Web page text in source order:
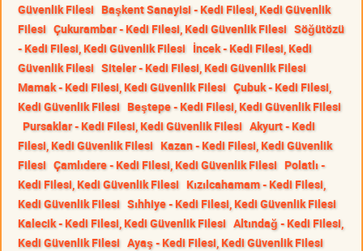
Güvenlik Filesi Başkent Sanayisi - Kedi Filesi, Kedi Güvenlik
Filesi Çukurambar - Kedi Filesi, Kedi Güvenlik Filesi Söğütözü
- Kedi Filesi, Kedi Güvenlik Filesi İncek - Kedi Filesi, Kedi
Güvenlik Filesi Siteler - Kedi Filesi, Kedi Güvenlik Filesi
Mamak - Kedi Filesi, Kedi Güvenlik Filesi Çubuk - Kedi Filesi,
Kedi Güvenlik Filesi Beştepe - Kedi Filesi, Kedi Güvenlik Filesi
Pursaklar - Kedi Filesi, Kedi Güvenlik Filesi Akyurt - Kedi
Filesi, Kedi Güvenlik Filesi Kazan - Kedi Filesi, Kedi Güvenlik
Filesi Çamlıdere - Kedi Filesi, Kedi Güvenlik Filesi Polatlı -
Kedi Filesi, Kedi Güvenlik Filesi Kızılcahamam - Kedi Filesi,
Kedi Güvenlik Filesi Sıhhiye - Kedi Filesi, Kedi Güvenlik Filesi
Kalecik - Kedi Filesi, Kedi Güvenlik Filesi Altındağ - Kedi Filesi,
Kedi Güvenlik Filesi Ayaş - Kedi Filesi, Kedi Güvenlik Filesi